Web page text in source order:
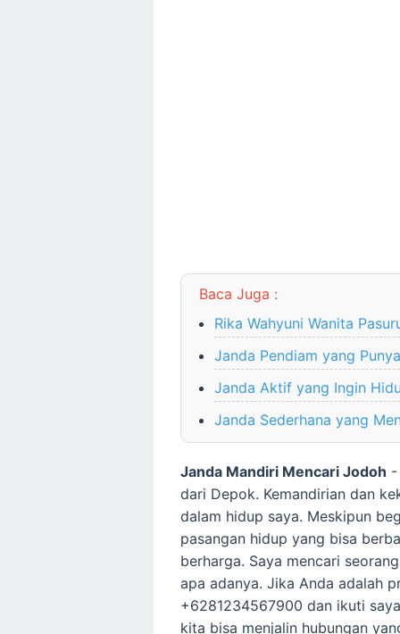
Baca Juga :
Rika Wahyuni Wanita
Janda Pendiam yang
Janda Aktif yang Ingin
Janda Sederhana yang
Janda Mandiri Mencari Jodoh -
dari Depok. Kemandirian dan
dalam hidup saya. Meskipun
pasangan hidup yang bisa
berharga. Saya mencari
apa adanya. Jika Anda adalah
+6281234567900 dan ikuti
kita bisa menjalin hubungan